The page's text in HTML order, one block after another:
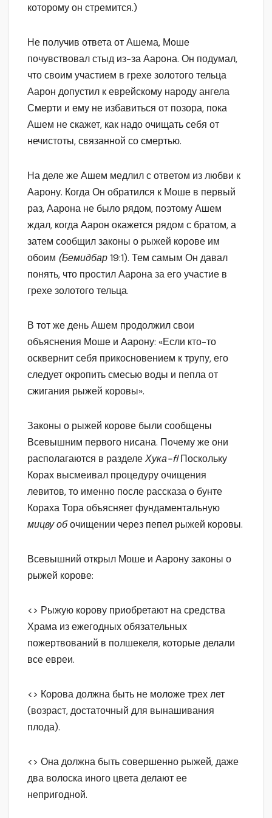
которому он стремится.)
Не получив ответа от Ашема, Моше
почувствовал стыд из-за Аарона. Он подумал,
что своим участием в грехе золотого тельца
Аарон допустил к еврейскому народу ангела
Смерти и ему не избавиться от позора, пока
Ашем не скажет, как надо очищать себя от
нечистоты, связанной со смертью.
На деле же Ашем медлил с ответом из любви к
Аарону. Когда Он обратился к Моше в первый
раз, Аарона не было рядом, поэтому Ашем
ждал, когда Аарон окажется рядом с братом, а
затем сообщил законы о рыжей корове им
обоим (Бемидбар19:1). Тем самым Он давал
понять, что простил Аарона за его участие в
грехе золотого тельца.
В тот же день Ашем продолжил свои
объяснения Моше и Аарону: «Если кто-то
осквернит себя прикосновением к трупу, его
следует окропить смесью воды и пепла от
сжигания рыжей коровы».
Законы о рыжей корове были сообщены
Всевышним первого нисана. Почему же они
располагаются в разделеХука-fl Поскольку
Корах высмеивал процедуру очищения
левитов, то именно после рассказа о бунте
Кораха Тора объясняет фундаментальную
мицву обочищении через пепел рыжей коровы.
Всевышний открыл Моше и Аарону законы о
рыжей корове:
<> Рыжую корову приобретают на средства
Храма из ежегодных обязательных
пожертвований в полшекеля, которые делали
все евреи.
<> Корова должна быть не моложе трех лет
(возраст, достаточный для вынашивания
плода).
<> Она должна быть совершенно рыжей, даже
два волоска иного цвета делают ее
непригодной.